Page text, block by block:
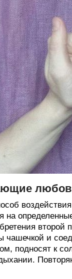
воздействия
на
чашечкой и
подносят к